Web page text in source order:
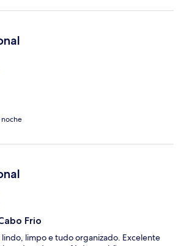
noche
Frio
limpo e tudo organizado. Excelente